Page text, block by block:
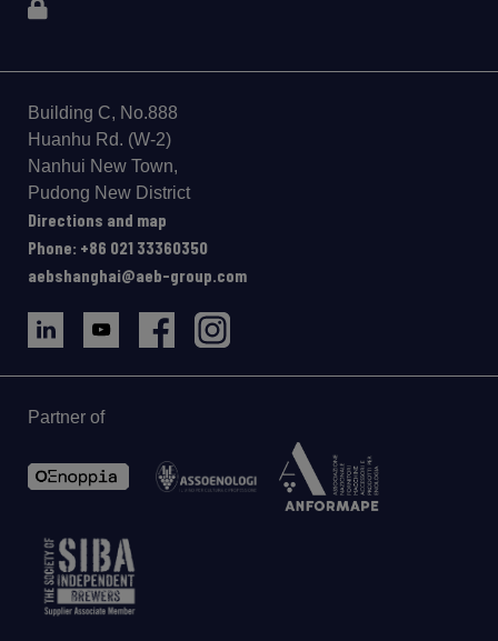
Building C, No.888
Huanhu Rd. (W-2)
Nanhui New Town,
Pudong New District
Directions and map
Phone: +86 021 33360350
aebshanghai@aeb-group.com
Partner of